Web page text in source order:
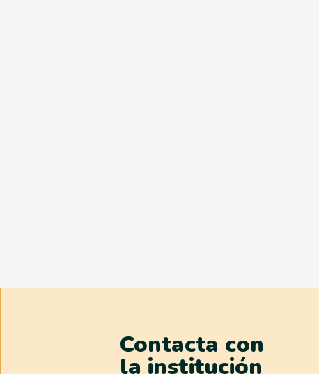
Contacta con
la institución